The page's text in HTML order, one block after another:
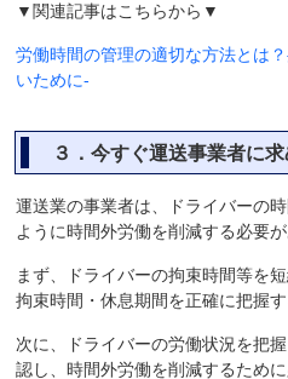
▼関連記事はこちらから▼
労働時間の管理の適切な方法とは
いために-
３．今すぐ運送事業者に
運送業の事業者は、ドライバーの
ように時間外労働を削減する必要が
まず、ドライバーの拘束時間等を
拘束時間・休息期間を正確に把握す
次に、ドライバーの労働状況を把
認し、時間外労働を削減するため